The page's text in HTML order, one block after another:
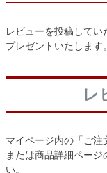
レビューを投稿してい
プレゼントいたします。
レ
マイページ内の「ご注
または商品詳細ペー
い。